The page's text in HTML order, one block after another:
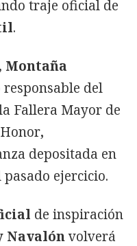
traje oficial de
.
Montaña
del
Fallera Mayor de
,
depositada en
ejercicio.
de inspiración
Navalónvolverá